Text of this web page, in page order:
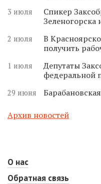
3 июля
Спикер
Зеленогорска
2 июля
В
получить
1 июля
Депутаты
федеральной
29 июня
Архив новостей
О нас
Обратная связь